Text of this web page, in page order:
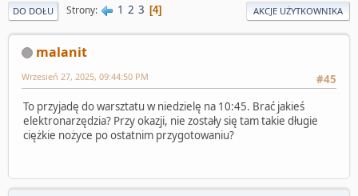
DO DOŁU Strony 1 2 3 4 AKCJE UŻYTKOWNIKA
malanit
#45
Wrzesień 27, 2025, 09:44:50 PM
To przyjadę do warsztatu w niedzielę na 10:45. Brać jakieś
elektronarzędzia? Przy okazji, nie zostały się tam takie długie
ciężkie nożyce po ostatnim przygotowaniu?